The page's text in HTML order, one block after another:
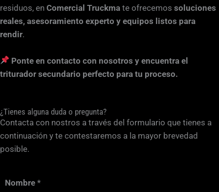
residuos, en Comercial Truckma te ofrecemos soluciones
reales, asesoramiento experto y equipos listos para
rendir.
Ponte en contacto con nosotros y encuentra el
triturador secundario perfecto para tu proceso.
¿Tienes alguna duda o pregunta?
Contacta con nostros a través del formulario que tienes a
continuación y te contestaremos a la mayor brevedad
posible.
Nombre *